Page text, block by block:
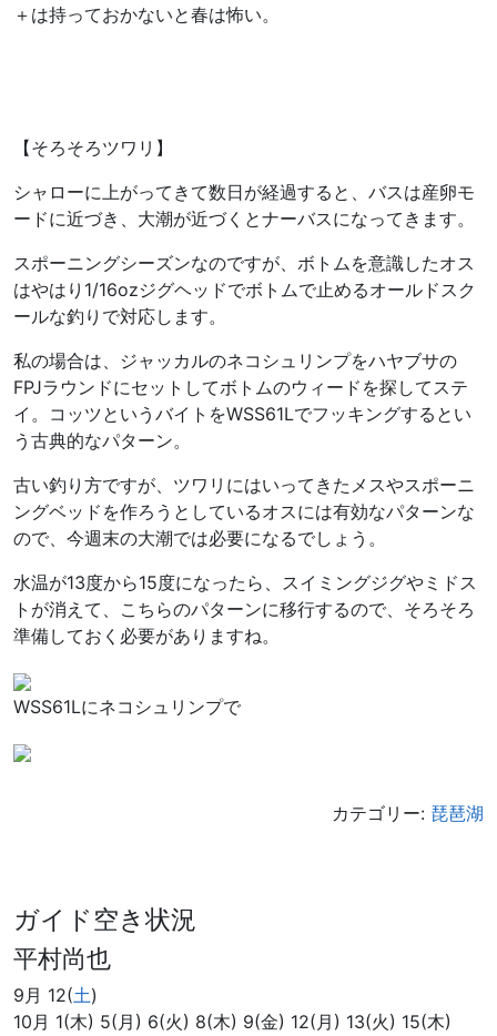
＋は持っておかないと春は怖い。
【そろそろツワリ】
シャローに上がってきて数日が経過すると、バスは産卵モ
ードに近づき、大潮が近づくとナーバスになってきます。
スポーニングシーズンなのですが、ボトムを意識したオス
はやはり1/16ozジグヘッドでボトムで止めるオールドスク
ールな釣りで対応します。
私の場合は、ジャッカルのネコシュリンプをハヤブサの
FPJラウンドにセットしてボトムのウィードを探してステ
イ。コッツというバイトをWSS61Lでフッキングするとい
う古典的なパターン。
古い釣り方ですが、ツワリにはいってきたメスやスポーニ
ングベッドを作ろうとしているオスには有効なパターンな
ので、今週末の大潮では必要になるでしょう。
水温が13度から15度になったら、スイミングジグやミドス
トが消えて、こちらのパターンに移行するので、そろそろ
準備しておく必要がありますね。
WSS61Lにネコシュリンプで
カテゴリー: 琵琶湖
ガイド空き状況
平村尚也
9月 12(土)
10月 1(木) 5(月) 6(火) 8(木) 9(金) 12(月) 13(火) 15(木)